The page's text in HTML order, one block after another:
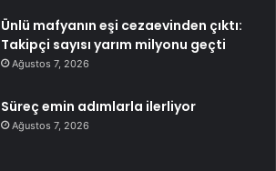
Ünlü mafyanın eşi cezaevinden çıktı:
Takipçi sayısı yarım milyonu geçti
Ağustos 7, 2026
Süreç emin adımlarla ilerliyor
Ağustos 7, 2026